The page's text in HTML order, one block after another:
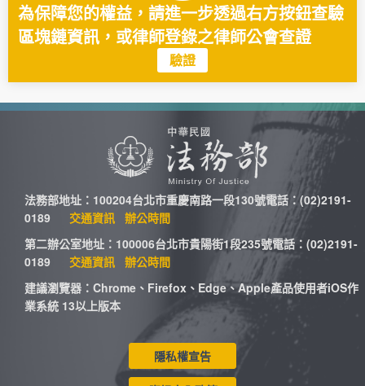
為保障您的權益，請進一步透過右方按鈕查驗
區塊鏈資訊，或律師登錄之律師公會查證
驗證
法務部地址：100204台北市重慶南路一段130號電話：(02)2191-
0189
交通資訊 辦公時間
第二辦公室地址：100006台北市貴陽街1段235號電話：(02)2191-
0189
交通資訊 辦公時間
建議瀏覽器：Chrome、Firefox、Edge、Apple產品使用者iOS作
業系統 13以上版本
隱私權宣告